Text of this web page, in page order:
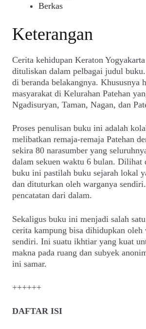
Berkas
Keterangan
Cerita kehidupan Keraton
dituliskan dalam pelbagai judul
di beranda belakangnya. Khususnya
masyarakat di Kelurahan Patehan
Ngadisuryan, Taman, Nagan, dan
Proses penulisan buku ini adalah
melibatkan remaja-remaja Patehan
sekira 80 narasumber yang
dalam sekuen waktu 6 bulan. Dilihat
buku ini pastilah buku sejarah lokal
dan dituturkan oleh warganya
pencatatan dari dalam.
Sekaligus buku ini menjadi salah
cerita kampung bisa dihidupkan oleh
sendiri. Ini suatu ikhtiar yang kuat
makna pada ruang dan subyek
ini samar.
++++++
DAFTAR ISI